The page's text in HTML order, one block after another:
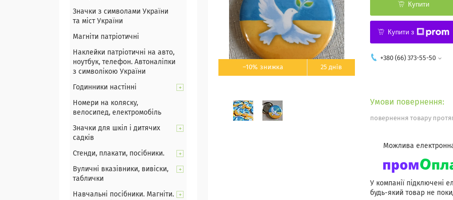
–10% 25 днів
Купити
Купити з
+380 (66) 373-55-50
повернення товару
У компанії підключені
будь-який товар не
Значки з символами України
та міст України
Магніти патріотичні
Наклейки патріотичні на авто,
ноутбук, телефон. Автоналіпки
з символікою України
Годинники настінні
Номери на коляску,
велосипед, електромобіль
Значки для шкіл і дитячих
садків
Стенди, плакати, посібники.
Вуличні вказівники, вивіски,
таблички
Навчальні посібники. Магніти.